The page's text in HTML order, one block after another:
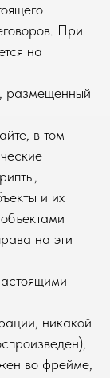
При
на
размещенный
в том
и их
на эти
никакой
во фрейме,